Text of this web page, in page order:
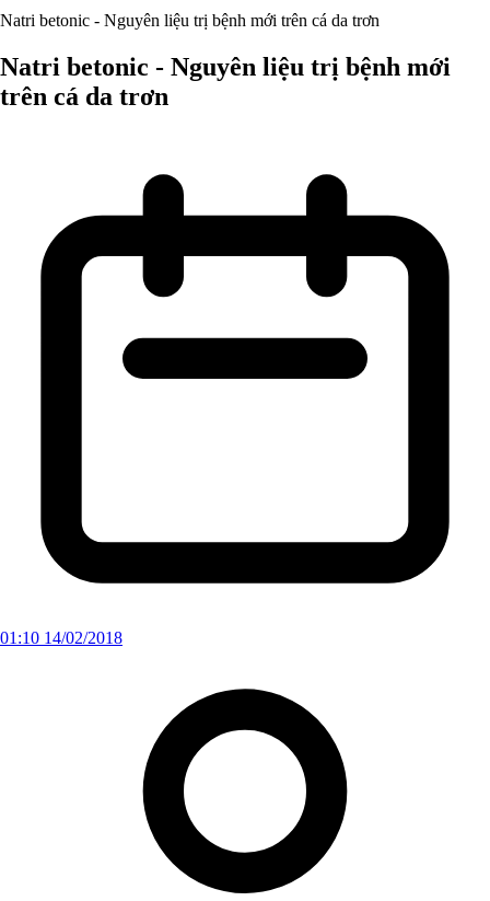
Natri betonic - Nguyên liệu trị bệnh mới trên cá da trơn
Natri betonic - Nguyên liệu trị bệnh mới
trên cá da trơn
01:10 14/02/2018